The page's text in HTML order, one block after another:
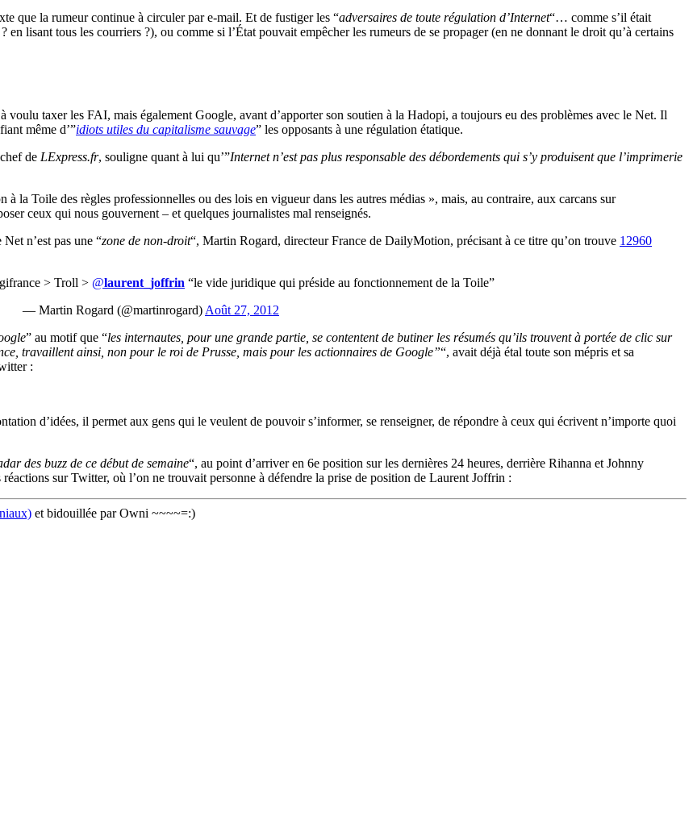
que la rumeur continue à circuler par e-mail. Et de fustiger les “adversaires de toute régulation d’Internet“… comme s’il était
en lisant tous les courriers ?), ou comme si l’État pouvait empêcher les rumeurs de se propager (en ne donnant le droit qu’à certains
voulu taxer les FAI, mais également Google, avant d’apporter son soutien à la Hadopi, a toujours eu des problèmes avec le Net. Il
même d’”idiots utiles du capitalisme sauvage” les opposants à une régulation étatique.
de LExpress.fr, souligne quant à lui qu’”Internet n’est pas plus responsable des débordements qui s’y produisent que l’imprimerie
la Toile des règles professionnelles ou des lois en vigueur dans les autres médias », mais, au contraire, aux carcans sur
ceux qui nous gouvernent – et quelques journalistes mal renseignés.
Net n’est pas une “zone de non-droit“, Martin Rogard, directeur France de DailyMotion, précisant à ce titre qu’on trouve 12960
> Troll > @laurent_joffrin “le vide juridique qui préside au fonctionnement de la Toile”
— Martin Rogard (@martinrogard) Août 27, 2012
” au motif que “les internautes, pour une grande partie, se contentent de butiner les résumés qu’ils trouvent à portée de clic sur
travaillent ainsi, non pour le roi de Prusse, mais pour les actionnaires de Google”“, avait déjà étal toute son mépris et sa
:
d’idées, il permet aux gens qui le veulent de pouvoir s’informer, se renseigner, de répondre à ceux qui écrivent n’importe quoi
des buzz de ce début de semaine“, au point d’arriver en 6e position sur les dernières 24 heures, derrière Rihanna et Johnny
sur Twitter, où l’on ne trouvait personne à défendre la prise de position de Laurent Joffrin :
et bidouillée par Owni ~~~~=:)